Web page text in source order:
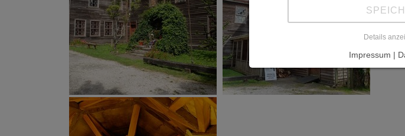
Details
Impressum |